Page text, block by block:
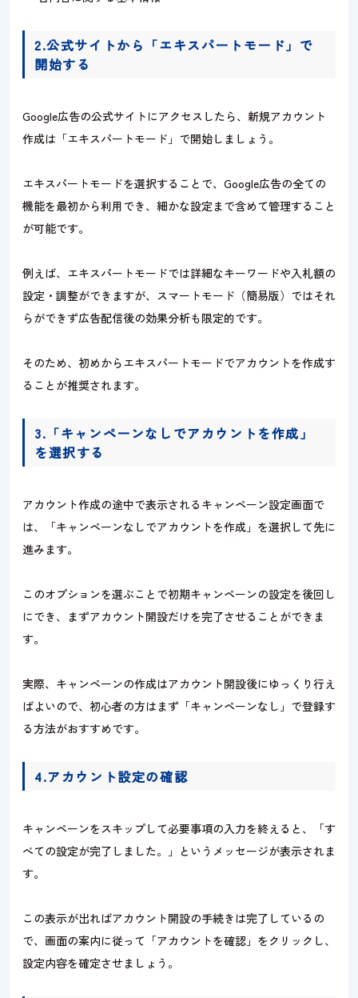
2.公式サイトから「エキスパートモード」で
開始する
Google広告の公式サイトにアクセスしたら、新規アカウント
作成は「エキスパートモード」で開始しましょう。
エキスパートモードを選択することで、Google広告の全ての
機能を最初から利用でき、細かな設定まで含めて管理すること
が可能です。
例えば、エキスパートモードでは詳細なキーワードや入札額の
設定・調整ができますが、スマートモード（簡易版）ではそれ
らができず広告配信後の効果分析も限定的です。
そのため、初めからエキスパートモードでアカウントを作成す
ることが推奨されます。
3.「キャンペーンなしでアカウントを作成」
を選択する
アカウント作成の途中で表示されるキャンペーン設定画面で
は、「キャンペーンなしでアカウントを作成」を選択して先に
進みます。
このオプションを選ぶことで初期キャンペーンの設定を後回し
にでき、まずアカウント開設だけを完了させることができま
す。
実際、キャンペーンの作成はアカウント開設後にゆっくり行え
ばよいので、初心者の方はまず「キャンペーンなし」で登録す
る方法がおすすめです。
4.アカウント設定の確認
キャンペーンをスキップして必要事項の入力を終えると、「す
べての設定が完了しました。」というメッセージが表示されま
す。
この表示が出ればアカウント開設の手続きは完了しているの
で、画面の案内に従って「アカウントを確認」をクリックし、
設定内容を確定させましょう。